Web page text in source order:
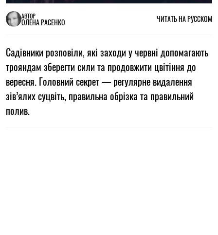
АВТОР
ОЛЕНА РАСЕНКО ЧИТАТЬ НА РУССКОМ
Садівники розповіли, які заходи у червні допомагають
трояндам зберегти сили та продовжити цвітіння до
вересня. Головний секрет — регулярне видалення
зів’ялих суцвіть, правильна обрізка та правильний
полив.